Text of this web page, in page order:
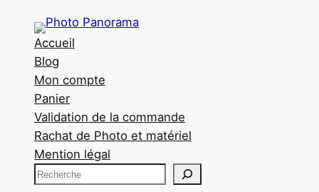
Accueil
Blog
Mon compte
Panier
Validation de la commande
Rachat de Photo et matériel
Mention légal
R